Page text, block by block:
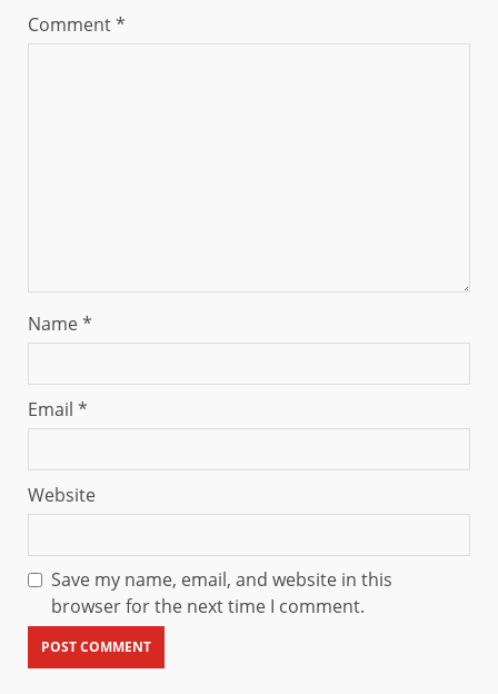
Comment*
Name*
Email *
Website
Save my name, email, and website in this
browser for the next time I comment.